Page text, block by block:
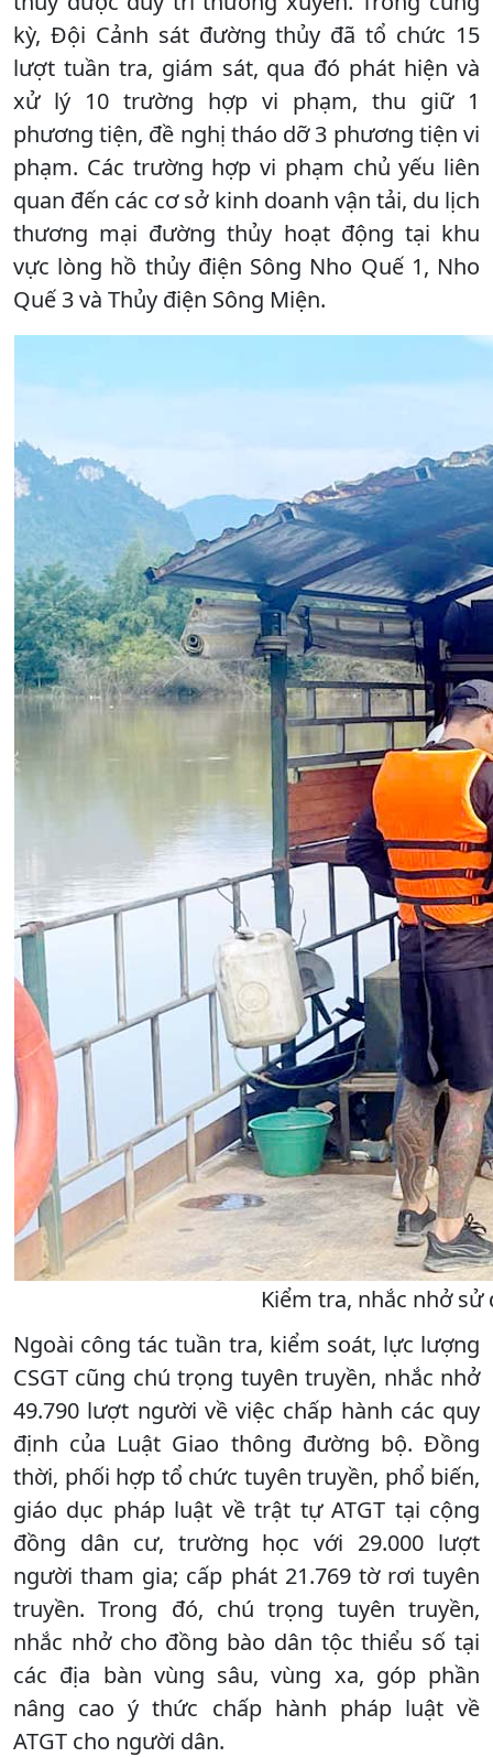
kỳ, Đội Cảnh sát đường thủy đã tổ chức 15
lượt tuần tra, giám sát, qua đó phát hiện và
xử lý 10 trường hợp vi phạm, thu giữ 1
phương tiện, đề nghị tháo dỡ 3 phương tiện vi
phạm. Các trường hợp vi phạm chủ yếu liên
quan đến các cơ sở kinh doanh vận tải, du lịch
thương mại đường thủy hoạt động tại khu
vực lòng hồ thủy điện Sông Nho Quế 1, Nho
Quế 3 và Thủy điện Sông Miện.
Kiểm tra, nhắc nhở
Ngoài công tác tuần tra, kiểm soát, lực lượng
CSGT cũng chú trọng tuyên truyền, nhắc nhở
49.790 lượt người về việc chấp hành các quy
định của Luật Giao thông đường bộ. Đồng
thời, phối hợp tổ chức tuyên truyền, phổ biến,
giáo dục pháp luật về trật tự ATGT tại cộng
đồng dân cư, trường học với 29.000 lượt
người tham gia; cấp phát 21.769 tờ rơi tuyên
truyền. Trong đó, chú trọng tuyên truyền,
nhắc nhở cho đồng bào dân tộc thiểu số tại
các địa bàn vùng sâu, vùng xa, góp phần
nâng cao ý thức chấp hành pháp luật về
ATGT cho người dân.